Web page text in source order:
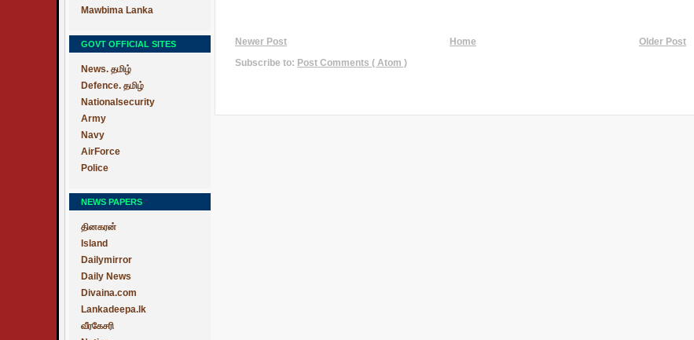
Mawbima Lanka
GOVT OFFICIAL SITES
News. தமிழ்
Defence. தமிழ்
Nationalsecurity
Army
Navy
AirForce
Police
NEWS PAPERS
தினகரன்
Island
Dailymirror
Daily News
Divaina.com
Lankadeepa.lk
வீரகேசரி
Newer Post Older Post
Home
Subscribe to: Post Comments ( Atom )